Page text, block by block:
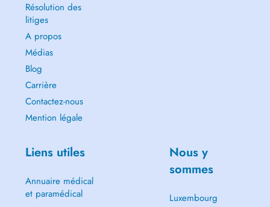
Résolution des
litiges
A propos
Médias
Blog
Carrière
Contactez-nous
Mention légale
Liens utiles
Annuaire médical
et paramédical
Nous y
sommes
Luxembourg